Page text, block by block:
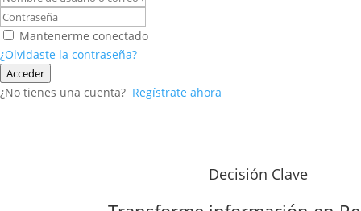
Mantenerme conectado
¿Olvidaste la contraseña?
Acceder
¿No tienes una cuenta? Regístrate ahora
Decisión Clave